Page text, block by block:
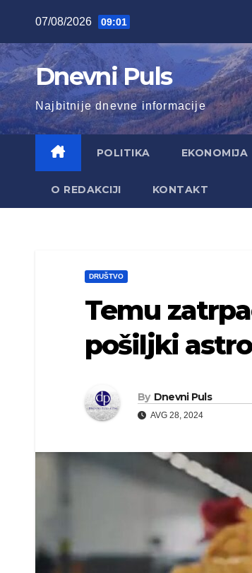
content
07/08/2026 09:01
Dnevni Puls
Najbitnije dnevne informacije
POLITIKA EKONOMIJA
O REDAKCIJI KONTAKT
DRUŠTVO
Temu
pošiljki
By Dnevni Puls
AVG 28, 2024